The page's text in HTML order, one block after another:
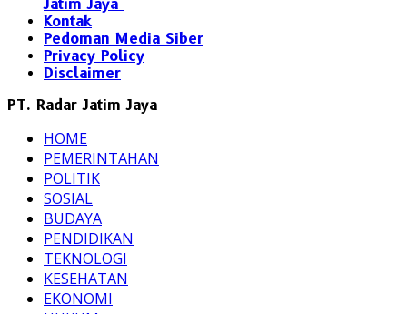
Jatim Jaya
Kontak
Pedoman Media Siber
Privacy Policy
Disclaimer
PT. Radar Jatim Jaya
HOME
PEMERINTAHAN
POLITIK
SOSIAL
BUDAYA
PENDIDIKAN
TEKNOLOGI
KESEHATAN
EKONOMI